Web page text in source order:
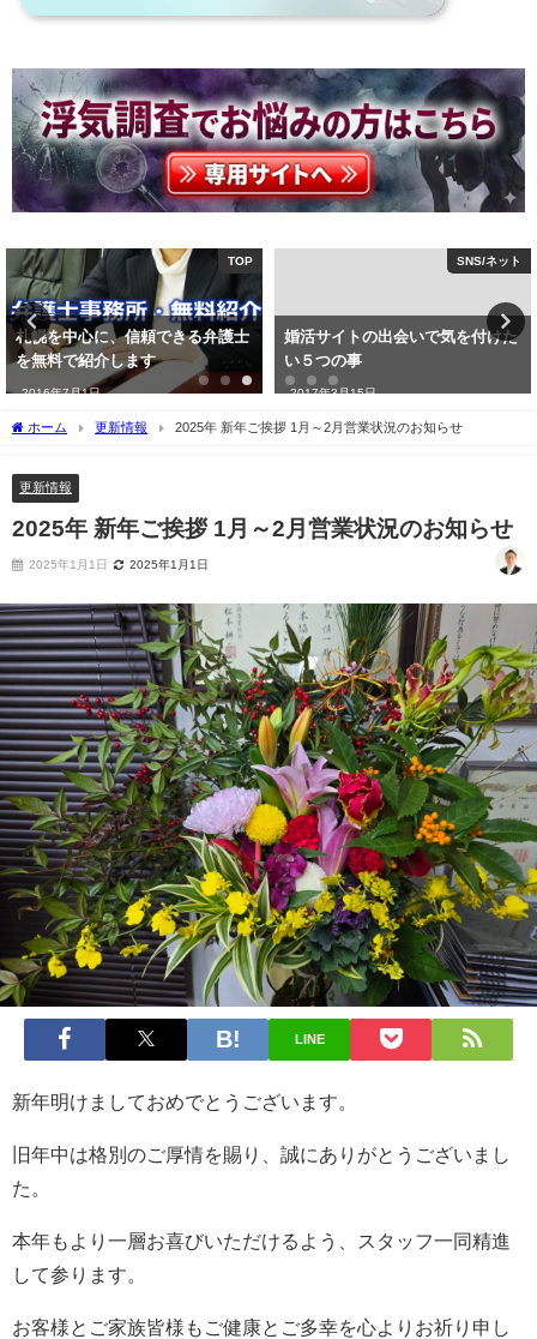
TOP
札幌を中心に、信頼できる弁護士
を無料で紹介します
2016年7月1日
SNS/ネット
婚活サイトの出会いで気を付けた
い５つの事
2017年3月15日
ホーム 更新情報 2025年 新年ご挨拶 1月～2月営業状況のお知らせ
更新情報
2025年 新年ご挨拶 1月～2月営業状況のお知らせ
2025年1月1日 2025年1月1日
LINE
新年明けましておめでとうございます。
旧年中は格別のご厚情を賜り、誠にありがとうございまし
た。
本年もより一層お喜びいただけるよう、スタッフ一同精進
して参ります。
お客様とご家族皆様もご健康とご多幸を心よりお祈り申し